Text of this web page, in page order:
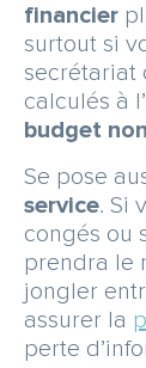
financier
surtout si
secrétariat
calculés à
budget
Se pose
service. Si
congés ou
prendra le
jongler
assurer la
perte